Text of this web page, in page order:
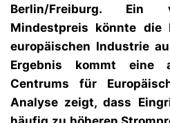
Berlin/Freiburg. Ein
Mindestpreis könnte die
europäischen Industrie
Ergebnis kommt eine
Centrums für
Analyse zeigt, dass